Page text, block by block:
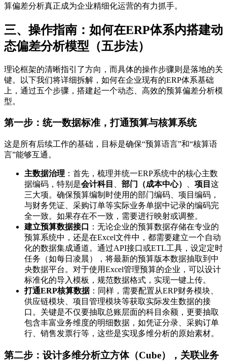
算偏差分析真正成为企业精细化运营的有力抓手。
三、操作指南：如何在ERP体系内搭建动
态偏差分析模型（五步法）
理论框架的清晰指引了方向，而具体的操作步骤则是落地的关
键。以下我们将详细拆解，如何在企业现有的ERP体系基础
上，通过五个步骤，搭建起一个动态、高效的预算偏差分析模
型。
第一步：统一数据标准，打通预算与核算系统
这是所有后续工作的基础，目标是确保“预算语言”和“核算语
言”能够互通。
主数据治理 ：首先，梳理并统一ERP系统中的核心主数
据编码，特别是会计科目 部门（成本中心） 项目 这
三大项。确保预算编制时使用的部门编码、项目编码，
与财务凭证、采购订单等实际业务单据中记录的编码完
全一致。如果存在不一致，需要进行映射或调整。
建立预算数据接口
：无论企业的预算数据存储在专业的
预算系统中，还是在Excel文件中，都需要建立一个自动
化的数据集成通道。通过API接口或ETL工具，设定定时
任务（如每日凌晨），将最新的预算版本数据抽取到中
央数据平台。对于使用Excel管理预算的企业，可以设计
标准化的导入模板，规范数据格式，实现一键上传。
打通ERP核算数据：同样，需要配置从ERP财务模块、
供应链模块、项目管理模块等获取实际发生数据的接
口。关键是不仅要抽取总账层面的科目余额，更要抽取
包含丰富业务维度的明细数据，如凭证分录、采购订单
行、销售发票行等，这些是实现多维分析的原始素材。
第二步：设计多维分析立方体（Cube），关联业务